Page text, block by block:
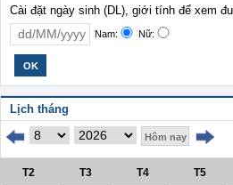
Cài đặt ngày sinh (DL), giới tính để xem
Nam: Nữ:
Lịch tháng
Hôm nay
T2 T3 T4 T5